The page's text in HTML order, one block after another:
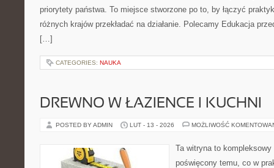
priorytety państwa. To miejsce stworzone po to, by łączyć
różnych krajów przekładać na działanie. Polecamy Edukacja
[…]
CATEGORIES: NAUKA
DREWNO W ŁAZIENCE I KUCHNI
POSTED BY ADMIN LUT - 13 - 2026 MOŻLIWOŚĆ
Ta witryna to
poświęcony temu, co w